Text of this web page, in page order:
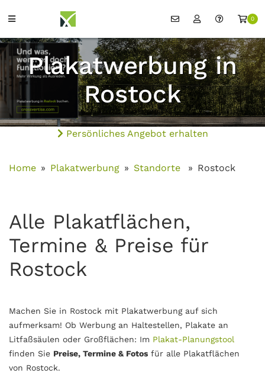
0
Plakatwerbung in
Rostock
Persönliches Angebot erhalten
Home Plakatwerbung Standorte Rostock
Alle Plakatflächen,
Termine & Preise für
Rostock
Machen Sie in Rostock mit Plakatwerbung auf sich
aufmerksam! Ob Werbung an Haltestellen, Plakate an
Litfaßsäulen oder Großflächen: Im Plakat-Planungstool
finden Sie Preise, Termine & Fotos für alle Plakatflächen
von Rostock.